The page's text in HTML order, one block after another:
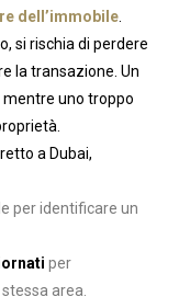
dell’immobile.
si rischia di perdere
la transazione. Un
uno troppo
a Dubai,
per identificare un
per
area.